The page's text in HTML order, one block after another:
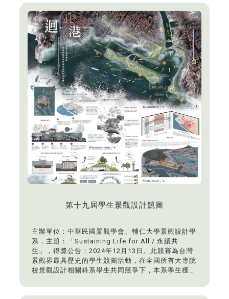
第十九屆學生景觀設計競圖
主辦單位：中華民國景觀學會、輔仁大學景觀設計學
系，主題：「Sustaining Life for All / 永續共
生」，得獎公告：2024年12月13日。此競賽為台灣
景觀界最具歷史的學生競圖活動，在全國所有大專院
校景觀設計相關科系學生共同競爭下，本系學生獲得
貌重塑與極端氣候防災策略（陳建名老師）。